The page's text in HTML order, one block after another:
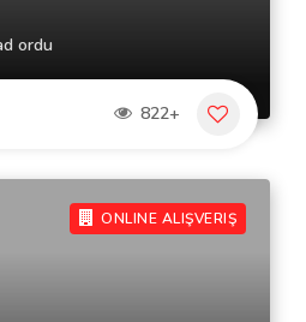
ordu
822+
ONLINE ALIŞVERIŞ